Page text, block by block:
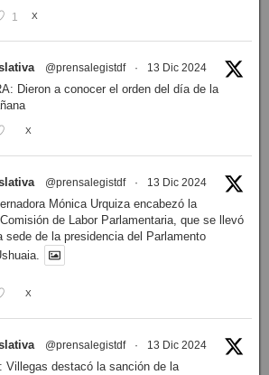
1 X
@prensalegistdf · 13 Dic 2024
Dieron a conocer el orden del día de la
X
@prensalegistdf · 13 Dic 2024
Mónica Urquiza encabezó la
de Labor Parlamentaria, que se llevó
sede de la presidencia del Parlamento
X
@prensalegistdf · 13 Dic 2024
Villegas destacó la sanción de la